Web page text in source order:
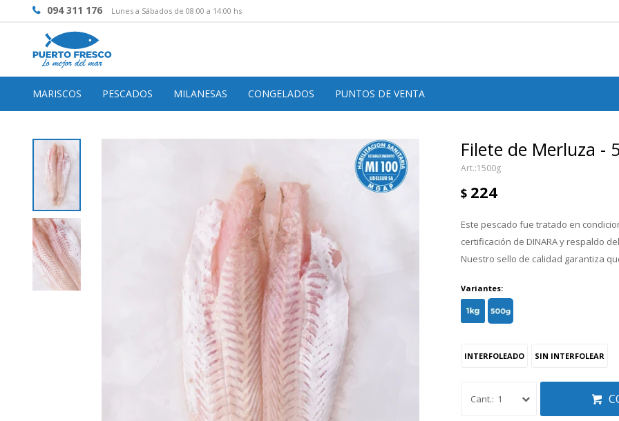
MARISCOS PESCADOS MILANESAS CONGELADOS PUNTOS DE VENTA
094 311 176 Lunes a Sábados de 08:00 a 14:00 hs
Filete de Merluza -
1500g
$ 224
Este pescado fue tratado en
certificación de DINARA y respaldo
Nuestro sello de calidad garantiza
Variantes:
INTERFOLEADO SIN INTERFOLEAR
1